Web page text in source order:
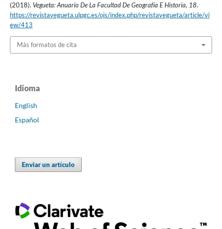
(2018). Vegueta: Anuario De La Facultad De Geografía E Historia, 18.
https://revistavegueta.ulpgc.es/ojs/index.php/revistavegueta/article/vi
ew/413
Más formatos de cita
Idioma
English
Español
Enviar un artículo